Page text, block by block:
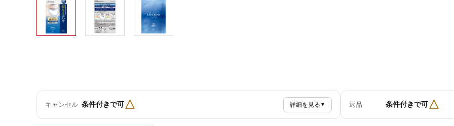
キャンセル 条件付きで可△ 詳細を見る ▼ 返品 条件付きで可△